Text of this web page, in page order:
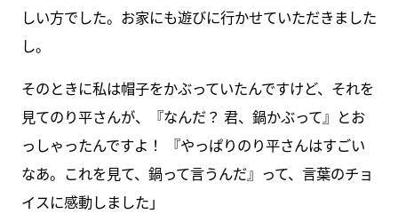
しい方でした。お家にも遊びに行かせていただきました
し。
そのときに私は帽子をかぶっていたんですけど、それを
見てのり平さんが、『なんだ？ 君、鍋かぶって』とお
っしゃったんですよ！ 『やっぱりのり平さんはすごい
なあ。これを見て、鍋って言うんだ』って、言葉のチョ
イスに感動しました」